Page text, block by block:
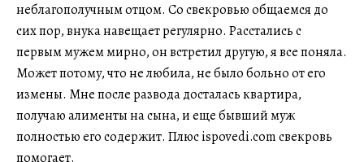
неблагополучным отцом. Со свекровью общаемся до
сих пор, внука навещает регулярно. Расстались с
первым мужем мирно, он встретил другую, я все поняла.
Может потому, что не любила, не было больно от его
измены. Мне после развода досталась квартира,
получаю алименты на сына, и еще бывший муж
полностью его содержит. Плюс ispovedi.com свекровь
помогает.